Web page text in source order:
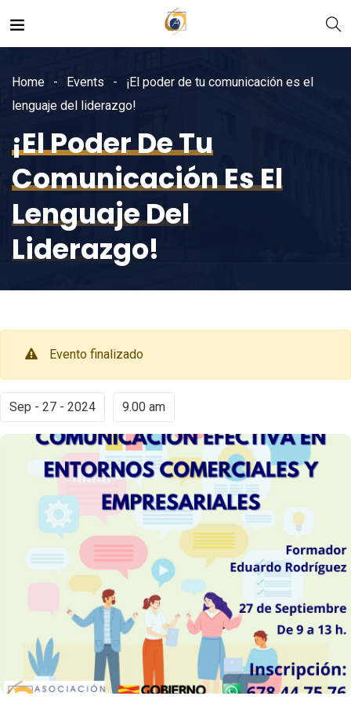
Home Events
¡El poder de tu comunicación es el
lenguaje del liderazgo!
¡El Poder De Tu
Comunicación Es El
Lenguaje Del
Liderazgo!
Evento finalizado
Sep - 27 - 2024 9.00 am